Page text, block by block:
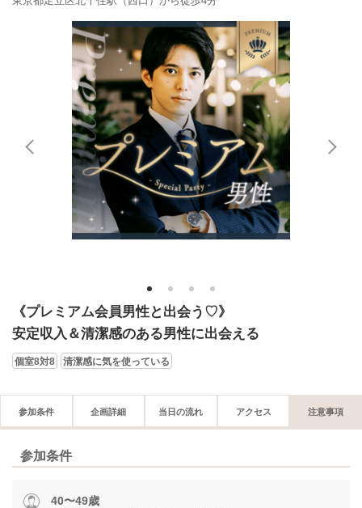
1 2 3 4
《プレミアム会員男性と出会う♡》
安定収入＆清潔感のある男性に出会える
個室8対8 清潔感に気を使っている
参加条件 企画詳細 当日の流れ アクセス 注意事項
参加条件
40〜49歳